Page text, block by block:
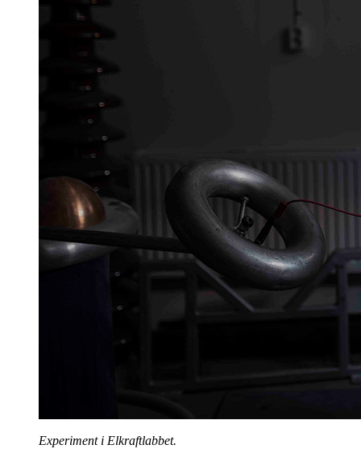
Experiment i Elkraftlabbet.